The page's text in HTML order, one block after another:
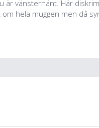
är vänsterhänt. Här
hela muggen men då